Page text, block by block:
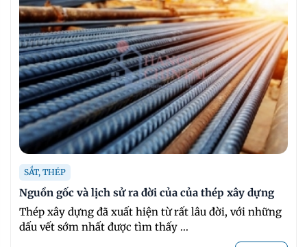
SẮT, THÉP
Nguồn gốc và lịch sử ra đời của của thép xây dựng
Thép xây dựng đã xuất hiện từ rất lâu đời, với những
dấu vết sớm nhất được tìm thấy ...